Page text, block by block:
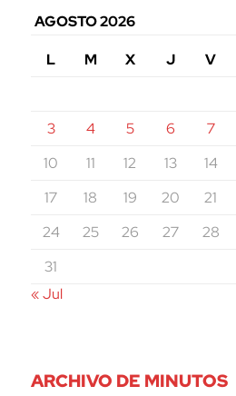
AGOSTO 2026
L
M X J V
3
4 5 6 7
10
11 12 13 14
17
18 19 20 21
24
25 26 27 28
31
« Jul
ARCHIVO DE MINUTOS